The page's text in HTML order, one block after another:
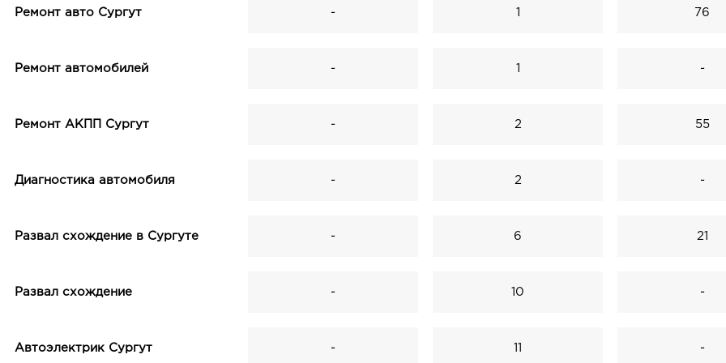
Ремонт авто Сургут - 1 76
Ремонт автомобилей - 1 -
Ремонт АКПП Сургут - 2 55
Диагностика автомобиля - 2 -
Развал схождение в Сургуте - 6 21
Развал схождение - 10 -
Автоэлектрик Сургут - 11 -